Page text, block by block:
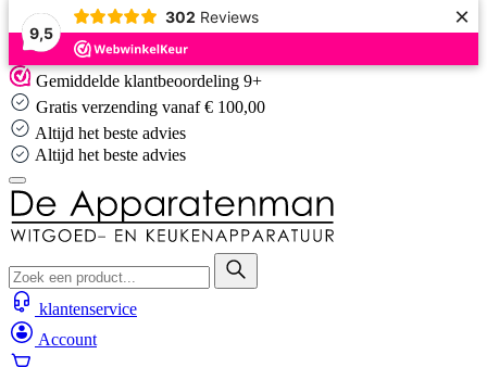
9,5
302 Reviews ×
Skip
to
content
Gemiddelde klantbeoordeling 9+
Gratis verzending vanaf € 100,00
Altijd het beste advies
Altijd het beste advies
klantenservice
Account